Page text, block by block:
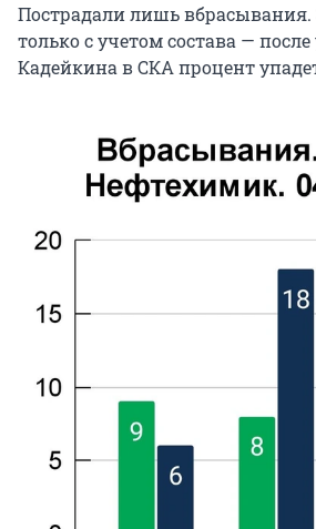
Пострадали лишь
только с учетом состава —
Кадейкина в СКА процент